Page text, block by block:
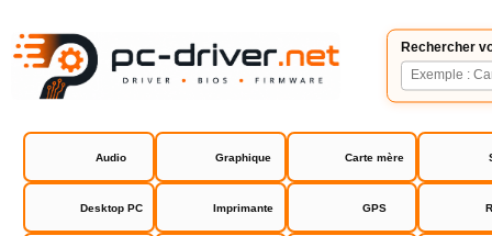
Rechercher
Audio Graphique Carte mère
Desktop PC Imprimante GPS